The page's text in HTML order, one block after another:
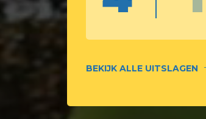
BEKIJK ALLE UITSLAGEN